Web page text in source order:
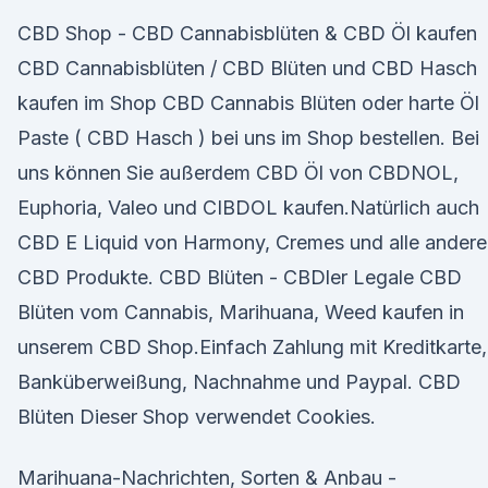
CBD Shop - CBD Cannabisblüten & CBD Öl kaufen
CBD Cannabisblüten / CBD Blüten und CBD Hasch
kaufen im Shop CBD Cannabis Blüten oder harte Öl
Paste ( CBD Hasch ) bei uns im Shop bestellen. Bei
uns können Sie außerdem CBD Öl von CBDNOL,
Euphoria, Valeo und CIBDOL kaufen.Natürlich auch
CBD E Liquid von Harmony, Cremes und alle
CBD Produkte. CBD Blüten - CBDler Legale CBD
Blüten vom Cannabis, Marihuana, Weed kaufen in
unserem CBD Shop.Einfach Zahlung mit Kreditkarte,
Banküberweißung, Nachnahme und Paypal. CBD
Blüten Dieser Shop verwendet Cookies.
Marihuana-Nachrichten, Sorten & Anbau -